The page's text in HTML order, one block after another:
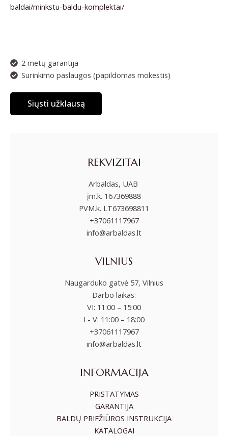
baldai/minkstu-baldu-komplektai/
2 metų garantija
Surinkimo paslaugos (papildomas mokestis)
Siųsti užklausą
REKVIZITAI
Arbaldas, UAB
įm.k. 167369888
PVM.k. LT673698811
+37061117967
info@arbaldas.lt
VILNIUS
Naugarduko gatvė 57, Vilnius
Darbo laikas:
VI: 11:00 – 15:00
I - V: 11:00 – 18:00
+37061117967
info@arbaldas.lt
INFORMACIJA
PRISTATYMAS
GARANTIJA
BALDŲ PRIEŽIŪROS INSTRUKCIJA
KATALOGAI